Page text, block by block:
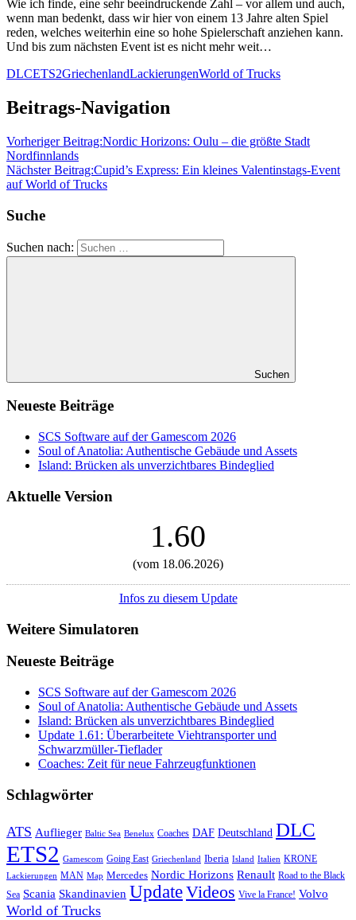
Wie ich finde, eine sehr beeindruckende Zahl – vor allem und auch,
wenn man bedenkt, dass wir hier von einem 13 Jahre alten Spiel
reden, welches weiterhin eine so hohe Spielerschaft anziehen kann.
Und bis zum nächsten Event ist es nicht mehr weit…
DLCETS2GriechenlandLackierungenWorld of Trucks
Beitrags-Navigation
Vorheriger Beitrag:Nordic Horizons: Oulu – die größte Stadt
Nordfinnlands
Nächster Beitrag:Cupid’s Express: Ein kleines Valentinstags-Event
auf World of Trucks
Suche
Suchen nach:
Suchen
Neueste Beiträge
SCS Software auf der Gamescom 2026
Soul of Anatolia: Authentische Gebäude und Assets
Island: Brücken als unverzichtbares Bindeglied
Aktuelle Version
1.60
(vom 18.06.2026)
Infos zu diesem Update
Weitere Simulatoren
Neueste Beiträge
SCS Software auf der Gamescom 2026
Soul of Anatolia: Authentische Gebäude und Assets
Island: Brücken als unverzichtbares Bindeglied
Update 1.61: Überarbeitete Viehtransporter und
Schwarzmüller-Tieflader
Coaches: Zeit für neue Fahrzeugfunktionen
Schlagwörter
ATS Auflieger Baltic Sea Benelux Coaches DAF Deutschland DLC
ETS2 Gamescom Going East Griechenland Iberia Island Italien KRONE
Lackierungen MAN Map Mercedes Nordic Horizons Renault Road to the Black
Sea Scania Skandinavien UpdateVideos Vive la France! Volvo
World of Trucks